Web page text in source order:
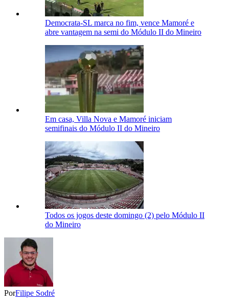
Democrata-SL marca no fim, vence Mamoré e
abre vantagem na semi do Módulo II do Mineiro
Em casa, Villa Nova e Mamoré iniciam
semifinais do Módulo II do Mineiro
Todos os jogos deste domingo (2) pelo Módulo II
do Mineiro
PorFilipe Sodré